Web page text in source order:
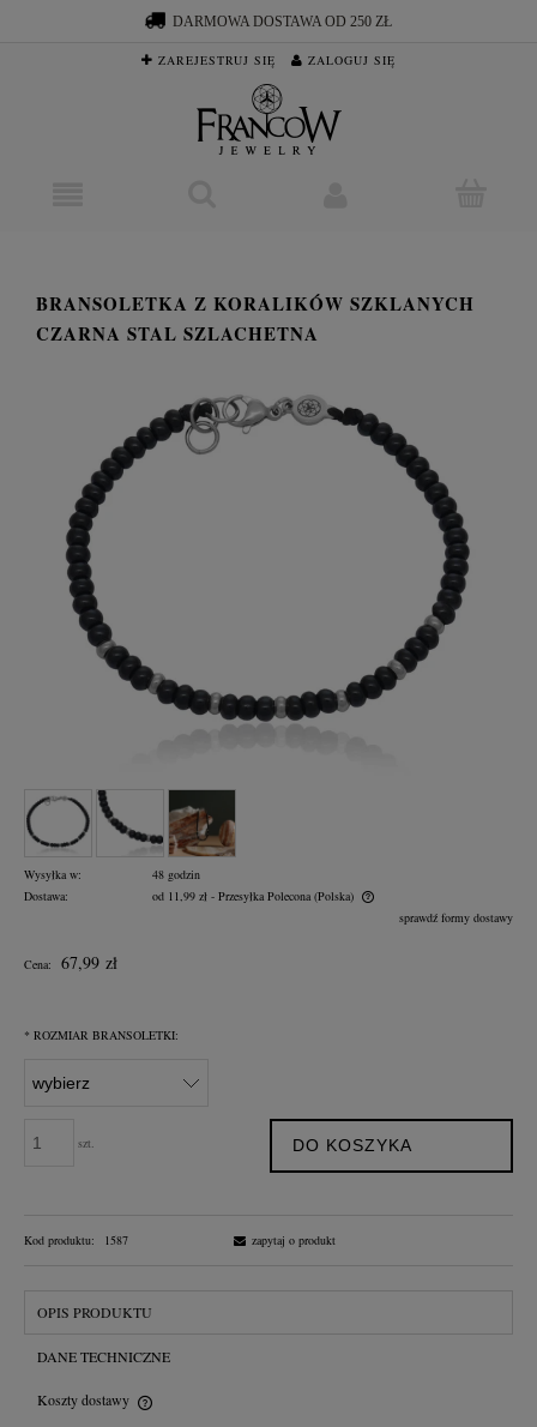
DARMOWA DOSTAWA OD 250 ZŁ
ZAREJESTRUJ SIĘ ZALOGUJ SIĘ
BRANSOLETKA Z KORALIKÓW SZKLANYCH
CZARNA STAL SZLACHETNA
Wysyłka w:
48 godzin
Dostawa:
od 11,99 zł - Przesyłka Polecona (Polska)
sprawdź formy dostawy
Cena: 67,99 zł
* ROZMIAR BRANSOLETKI:
szt. DO KOSZYKA
Kod produktu: 1587 zapytaj o produkt
OPIS PRODUKTU
DANE TECHNICZNE
Koszty dostawy
Cena nie zawiera ewentualnych kosztów płatności